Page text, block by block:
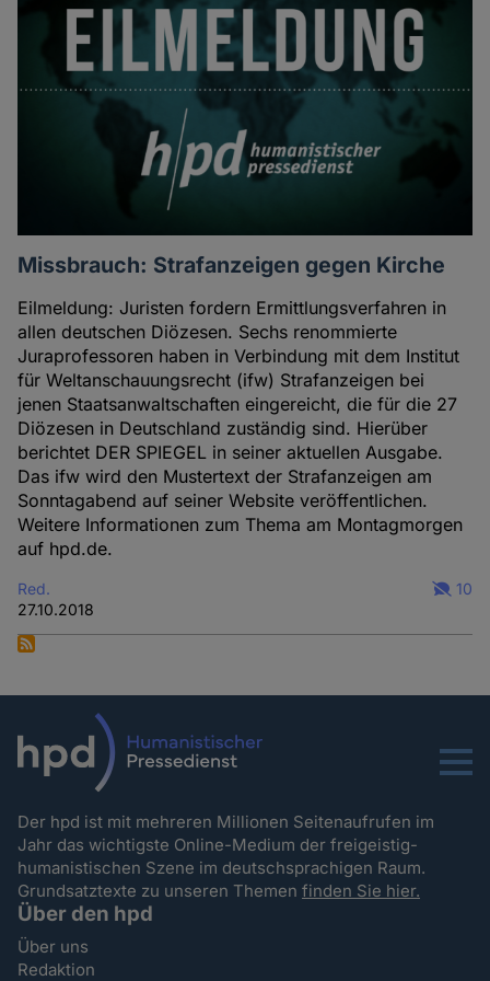
Missbrauch: Strafanzeigen gegen Kirche
Eilmeldung: Juristen fordern Ermittlungsverfahren in
allen deutschen Diözesen. Sechs renommierte
Juraprofessoren haben in Verbindung mit dem Institut
für Weltanschauungsrecht (ifw) Strafanzeigen bei
jenen Staatsanwaltschaften eingereicht, die für die 27
Diözesen in Deutschland zuständig sind. Hierüber
berichtet DER SPIEGEL in seiner aktuellen Ausgabe.
Das ifw wird den Mustertext der Strafanzeigen am
Sonntagabend auf seiner Website veröffentlichen.
Weitere Informationen zum Thema am Montagmorgen
auf hpd.de.
Red.
27.10.2018
10
Menu
Der hpd ist mit mehreren Millionen Seitenaufrufen im
Jahr das wichtigste Online-Medium der freigeistig-
humanistischen Szene im deutschsprachigen Raum.
Grundsatztexte zu unseren Themenfinden Sie hier.
Über den hpd
Über uns
Redaktion